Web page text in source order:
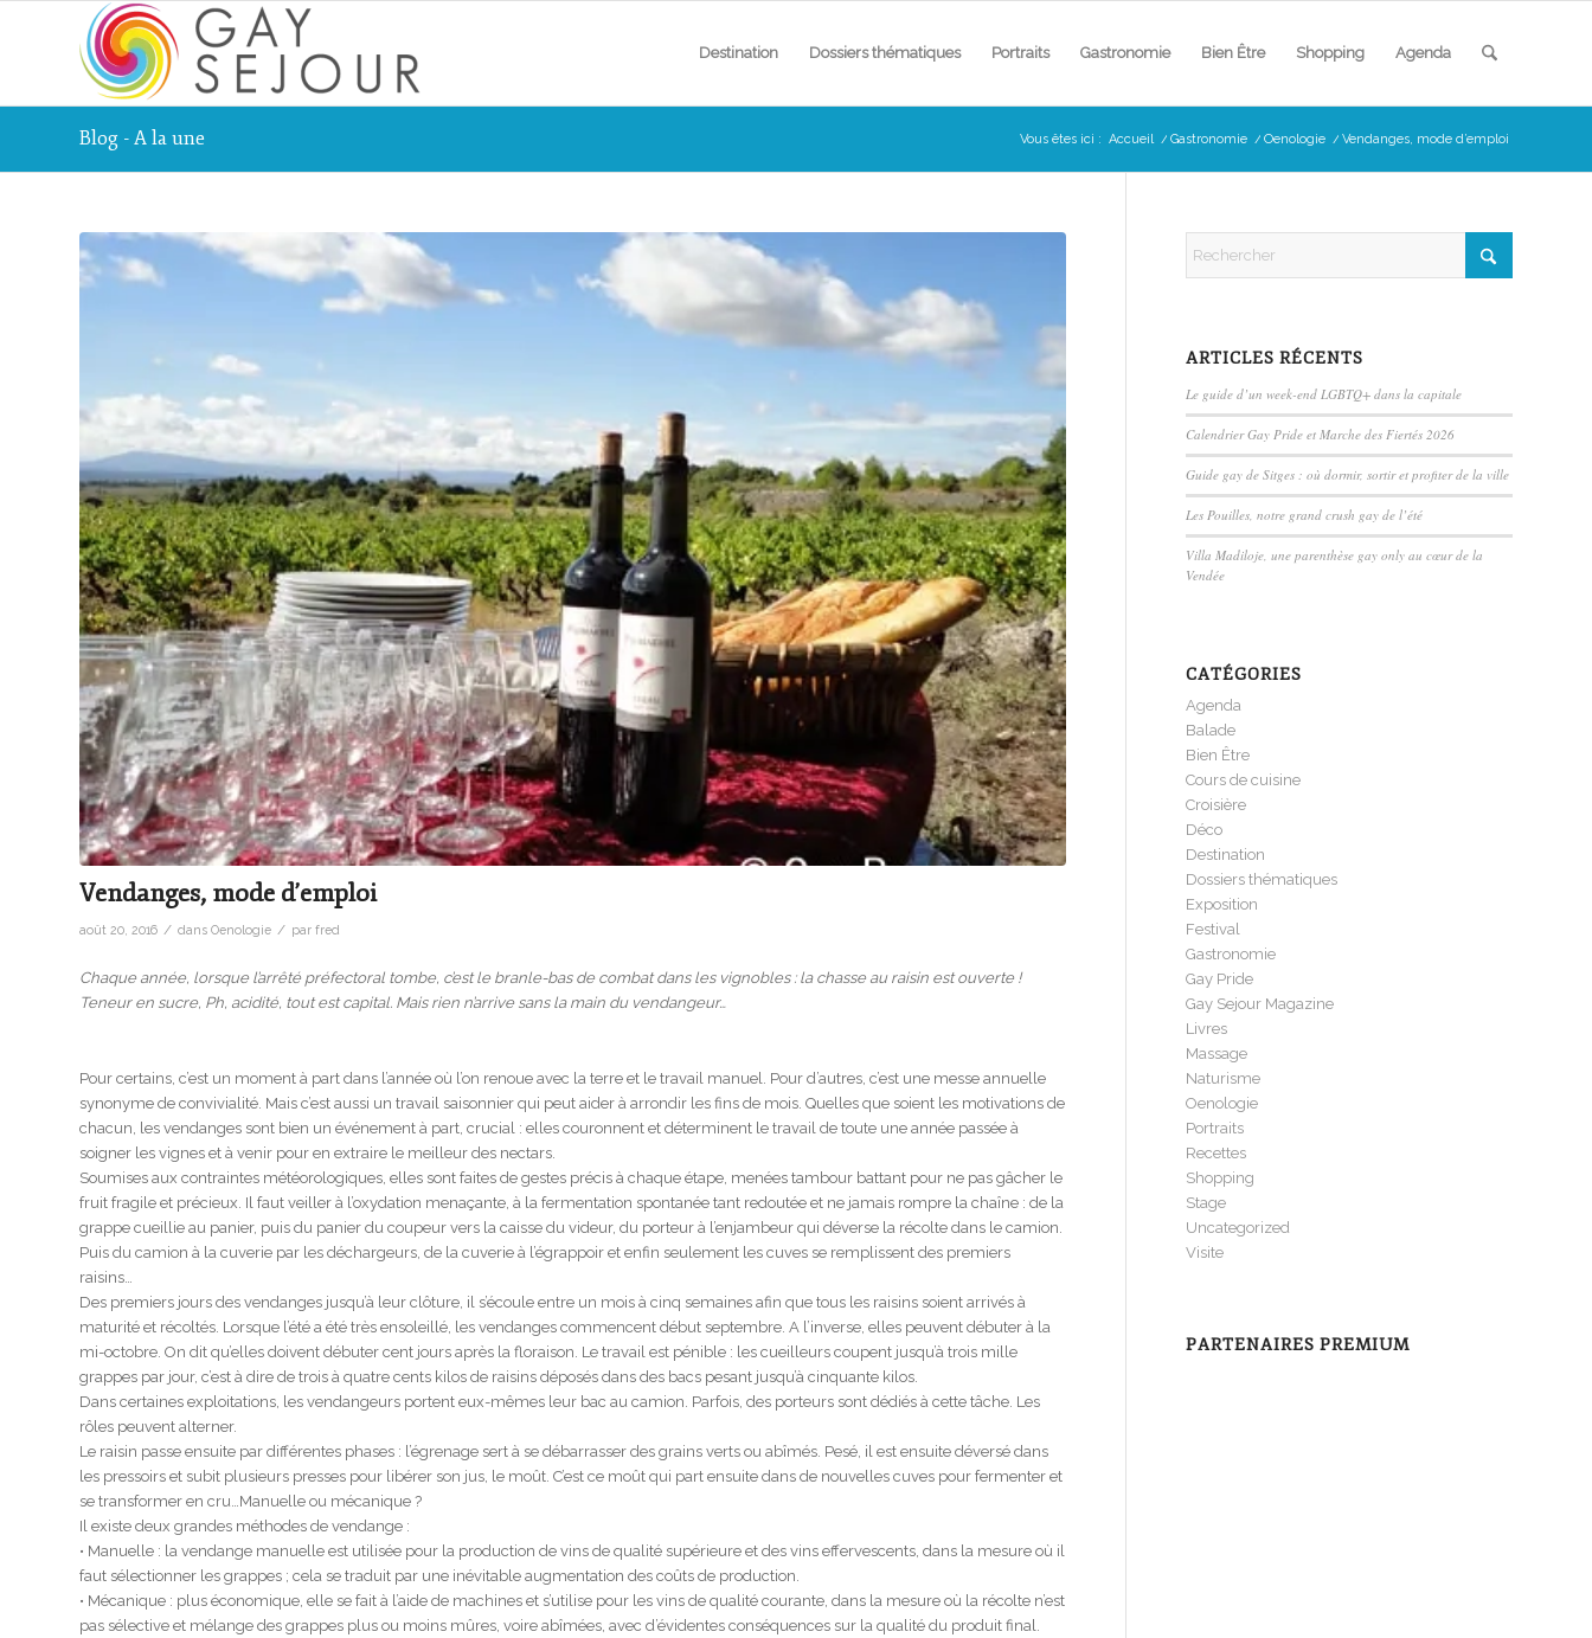
Destination Dossiers thématiques Portraits Gastronomie Bien Être Shopping Agenda
Blog - A la une Vous êtes ici : Accueil / Gastronomie / Oenologie / Vendanges, mode d’emploi
Vendanges, mode d’emploi
août 20, 2016 / dans Oenologie / par fred
Chaque année, lorsque l’arrêté préfectoral tombe, c’est le branle-bas de combat dans les vignobles : la chasse au raisin est ouverte !
Teneur en sucre, Ph, acidité, tout est capital. Mais rien n’arrive sans la main du vendangeur…
Pour certains, c’est un moment à part dans l’année où l’on renoue avec la terre et le travail manuel. Pour d’autres, c’est une messe annuelle
synonyme de convivialité. Mais c’est aussi un travail saisonnier qui peut aider à arrondir les fins de mois. Quelles que soient les motivations de
chacun, les vendanges sont bien un événement à part, crucial : elles couronnent et déterminent le travail de toute une année passée à
soigner les vignes et à venir pour en extraire le meilleur des nectars.
Soumises aux contraintes météorologiques, elles sont faites de gestes précis à chaque étape, menées tambour battant pour ne pas gâcher le
fruit fragile et précieux. Il faut veiller à l’oxydation menaçante, à la fermentation spontanée tant redoutée et ne jamais rompre la chaîne : de la
grappe cueillie au panier, puis du panier du coupeur vers la caisse du videur, du porteur à l’enjambeur qui déverse la récolte dans le camion.
Puis du camion à la cuverie par les déchargeurs, de la cuverie à l’égrappoir et enfin seulement les cuves se remplissent des premiers
raisins…
Des premiers jours des vendanges jusqu’à leur clôture, il s’écoule entre un mois à cinq semaines afin que tous les raisins soient arrivés à
maturité et récoltés. Lorsque l’été a été très ensoleillé, les vendanges commencent début septembre. A l’inverse, elles peuvent débuter à la
mi-octobre. On dit qu’elles doivent débuter cent jours après la floraison. Le travail est pénible : les cueilleurs coupent jusqu’à trois mille
grappes par jour, c’est à dire de trois à quatre cents kilos de raisins déposés dans des bacs pesant jusqu’à cinquante kilos.
Dans certaines exploitations, les vendangeurs portent eux-mêmes leur bac au camion. Parfois, des porteurs sont dédiés à cette tâche. Les
rôles peuvent alterner.
Le raisin passe ensuite par différentes phases : l’égrenage sert à se débarrasser des grains verts ou abîmés. Pesé, il est ensuite déversé dans
les pressoirs et subit plusieurs presses pour libérer son jus, le moût. C’est ce moût qui part ensuite dans de nouvelles cuves pour fermenter et
se transformer en cru…Manuelle ou mécanique ?
Il existe deux grandes méthodes de vendange :
• Manuelle : la vendange manuelle est utilisée pour la production de vins de qualité supérieure et des vins effervescents, dans la mesure où il
faut sélectionner les grappes ; cela se traduit par une inévitable augmentation des coûts de production.
• Mécanique : plus économique, elle se fait à l’aide de machines et s’utilise pour les vins de qualité courante, dans la mesure où la récolte n’est
pas sélective et mélange des grappes plus ou moins mûres, voire abîmées, avec d’évidentes conséquences sur la qualité du produit final.
ARTICLES RÉCENTS
Le guide d’un week-end LGBTQ+ dans la capitale
Calendrier Gay Pride et Marche des Fiertés 2026
Guide gay de Sitges : où dormir, sortir et profiter de la ville
Les Pouilles, notre grand crush gay de l’été
Villa Madiloje, une parenthèse gay only au cœur de la
Vendée
CATÉGORIES
Agenda
Balade
Bien Être
Cours de cuisine
Croisière
Déco
Destination
Dossiers thématiques
Exposition
Festival
Gastronomie
Gay Pride
Gay Sejour Magazine
Livres
Massage
Naturisme
Oenologie
Portraits
Recettes
Shopping
Stage
Uncategorized
Visite
PARTENAIRES PREMIUM